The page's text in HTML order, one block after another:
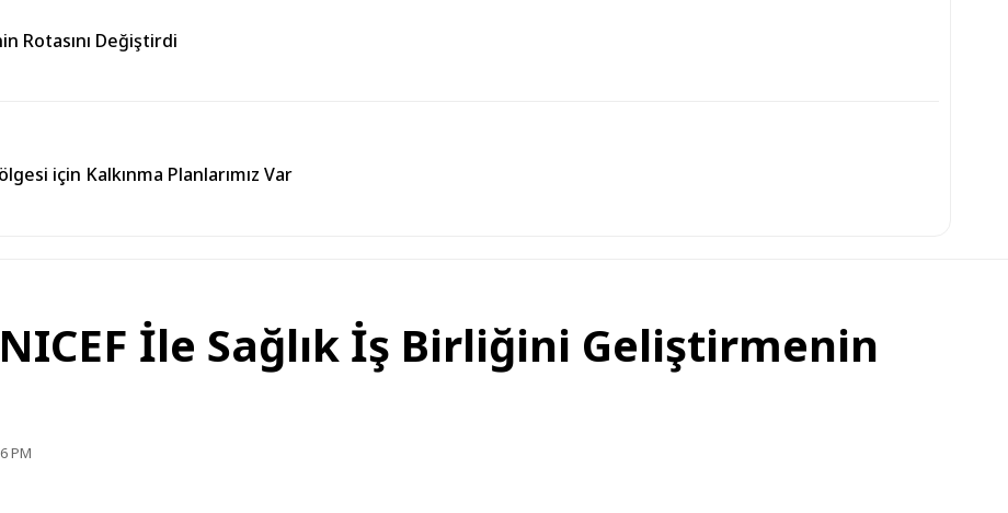
Rotasını Değiştirdi
için Kalkınma Planlarımız Var
İle Sağlık İş Birliğini Geliştirmenin
PM